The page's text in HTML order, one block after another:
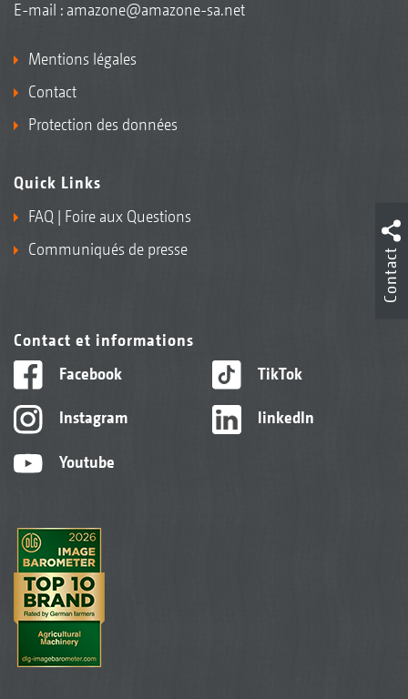
E-mail : amazone@amazone-sa.net
Mentions légales
Contact
Protection des données
Quick Links
FAQ | Foire aux Questions
Communiqués de presse
Contact et informations
Facebook
Instagram
Youtube
TikTok
linkedIn
Contact